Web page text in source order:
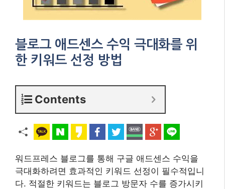
블로그 애드센스 수익 극대화를 위
한 키워드 선정 방법
Contents
워드프레스 블로그를 통해 구글 애드센스 수익을
극대화하려면 효과적인 키워드 선정이 필수적입니
다. 적절한 키워드는 블로그 방문자 수를 증가시키